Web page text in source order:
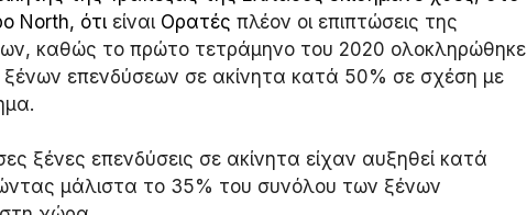
North, ότι είναι Ορατές πλέον οι επιπτώσεις της
καθώς το πρώτο τετράμηνο του 2020 ολοκληρώθηκε
επενδύσεων σε ακίνητα κατά 50% σε σχέση με
ξένες επενδύσεις σε ακίνητα είχαν αυξηθεί κατά
μάλιστα το 35% του συνόλου των ξένων